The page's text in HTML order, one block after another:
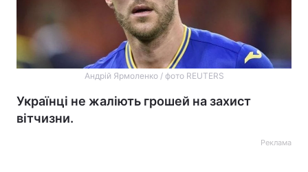
Андрій Ярмоленко / фото REUTERS
Українці не жаліють грошей на захист
вітчизни.
Реклама